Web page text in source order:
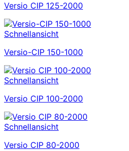
Versio CIP 125-2000
Schnellansicht
Versio-CIP 150-1000
Schnellansicht
Versio CIP 100-2000
Schnellansicht
Versio CIP 80-2000